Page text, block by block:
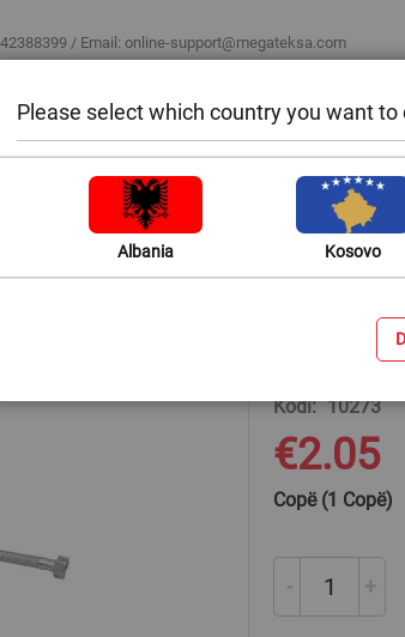
/ Email: online-support@megateksa.com
Bli sipas ambientit
me thurje inoksi. F/F 1/2"X240cm
Tub
Kodi 10273
€2.05
Copë (1 Copë)
- +
Please select which country you want to
Albania Kosovo